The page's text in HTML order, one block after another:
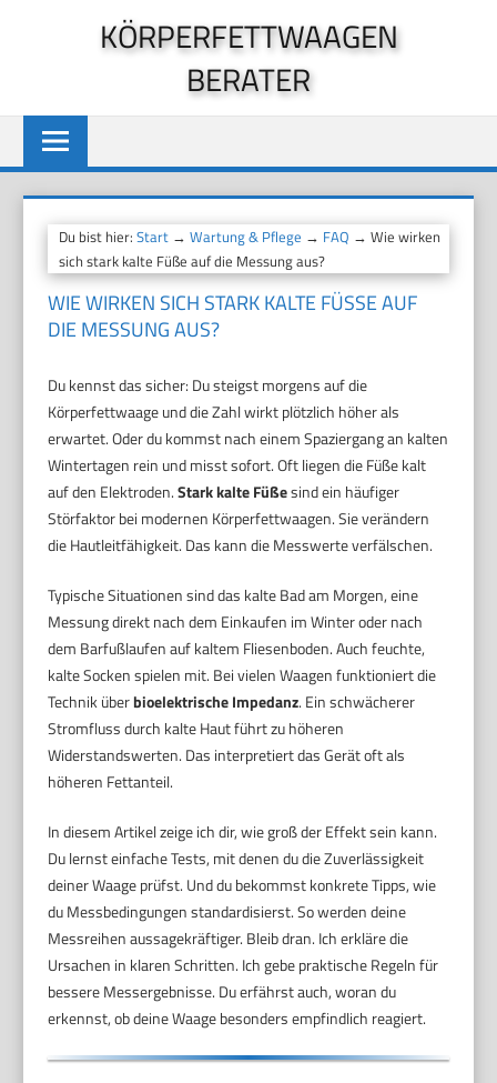
KÖRPERFETTWAAGEN
BERATER
Du bist hier:Start →Wartung & Pflege → FAQ → Wie wirken
sich stark kalte Füße auf die Messung aus?
WIE WIRKEN SICH STARK KALTE FÜSSE AUF D
IE MESSUNG AUS?
Du kennst das sicher: Du steigst morgens auf die
Körperfettwaage und die Zahl wirkt plötzlich höher als
erwartet. Oder du kommst nach einem Spaziergang an kalten
Wintertagen rein und misst sofort. Oft liegen die Füße kalt
auf den Elektroden.Stark kalte Füßesind ein häufiger
Störfaktor bei modernen Körperfettwaagen. Sie verändern
die Hautleitfähigkeit. Das kann die Messwerte verfälschen.
Typische Situationen sind das kalte Bad am Morgen, eine
Messung direkt nach dem Einkaufen im Winter oder nach
dem Barfußlaufen auf kaltem Fliesenboden. Auch feuchte,
kalte Socken spielen mit. Bei vielen Waagen funktioniert die
Technik überbioelektrische Impedanz. Ein schwächerer
Stromfluss durch kalte Haut führt zu höheren
Widerstandswerten. Das interpretiert das Gerät oft als
höheren Fettanteil.
In diesem Artikel zeige ich dir, wie groß der Effekt sein kann.
Du lernst einfache Tests, mit denen du die Zuverlässigkeit
deiner Waage prüfst. Und du bekommst konkrete Tipps, wie
du Messbedingungen standardisierst. So werden deine
Messreihen aussagekräftiger. Bleib dran. Ich erkläre die
Ursachen in klaren Schritten. Ich gebe praktische Regeln für
bessere Messergebnisse. Du erfährst auch, woran du
erkennst, ob deine Waage besonders empfindlich reagiert.